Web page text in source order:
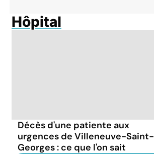
Hôpital
Décès d'une patiente aux
urgences de Villeneuve-Saint-
Georges : ce que l'on sait